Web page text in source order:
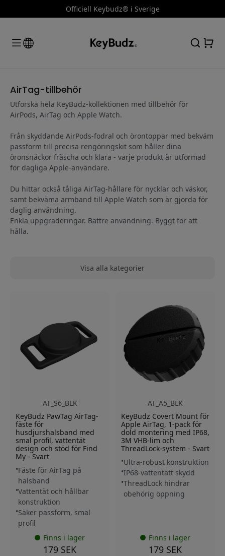
Officiell Keybudz® i Sverige
AirTag-tillbehör
Utforska hela KeyBudz-kollektionen med tillbehör för
AirPods, AirTag och Apple Watch.
Från skyddande AirPods-fodral och örontoppar med bekväm
passform till precisa rengöringskit som håller dina
öronsnäckor fräscha och klara - varje produkt är utformad
för dagliga Apple-användare.
Du hittar också tåliga AirTag-hållare för nycklar och väskor,
samt bekväma armband till Apple Watch som är gjorda för
daglig användning.
Enkla uppgraderingar. Bättre användning. Byggt för att
hålla.
Visa alla kategorier
AT_S6_BLK
KeyBudz PawTag AirTag-
fäste för
husdjurshalsband med
smal profil, vattentät
design och stöd för Find
My - Svart
Fäste för AirTag på
halsband
Vattentät och hållbar
konstruktion
Säker passform, smal
profil
Finns i lager
179 SEK
AT_A5_BLK
KeyBudz Covert Mount för
Apple AirTag, 1-pack för
dold montering med IP68,
3M VHB-lim och
ThreadLock-system - Svart
Ultra-robust konstruktion
IP68-vattentätt skydd
ThreadLock hindrar
obehörig öppning
Finns i lager
179 SEK